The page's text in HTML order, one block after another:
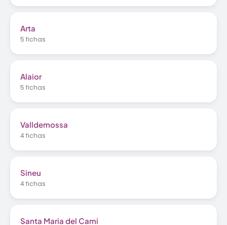
Arta
5 fichas
Alaior
5 fichas
Valldemossa
4 fichas
Sineu
4 fichas
Santa Maria del Cami